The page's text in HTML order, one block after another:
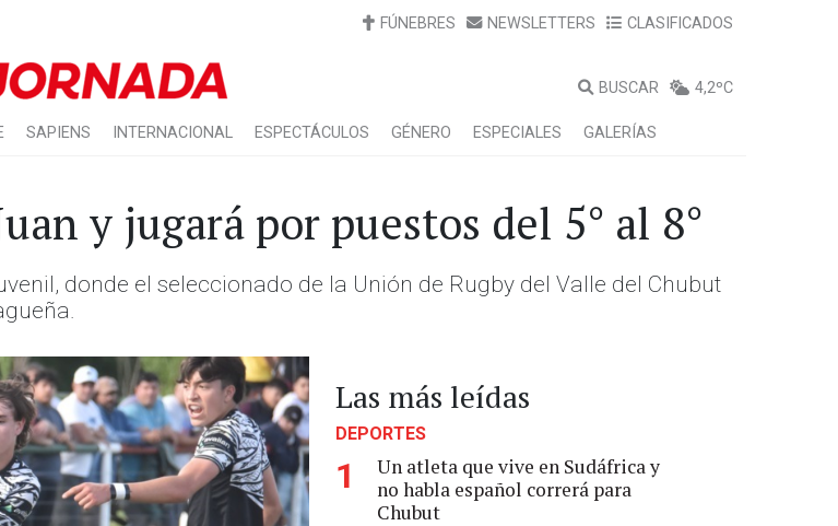
FÚNEBRES NEWSLETTERS CLASIFICADOS
BUSCAR 4,2ºC
SAPIENS INTERNACIONAL ESPECTÁCULOS GÉNERO ESPECIALES GALERÍAS
y jugará por puestos del 5° al 8°
donde el seleccionado de la Unión de Rugby del Valle del Chubut
Las más leídas
DEPORTES
1
Un atleta que vive en Sudáfrica y
no habla español correrá para
Chubut